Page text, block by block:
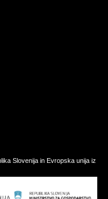
Slovenija in Evropska unija iz